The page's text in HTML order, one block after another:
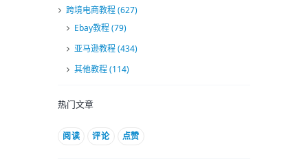
跨境电商教程(627)
Ebay教程(79)
亚马逊教程(434)
其他教程(114)
热门文章
阅读 评论 点赞